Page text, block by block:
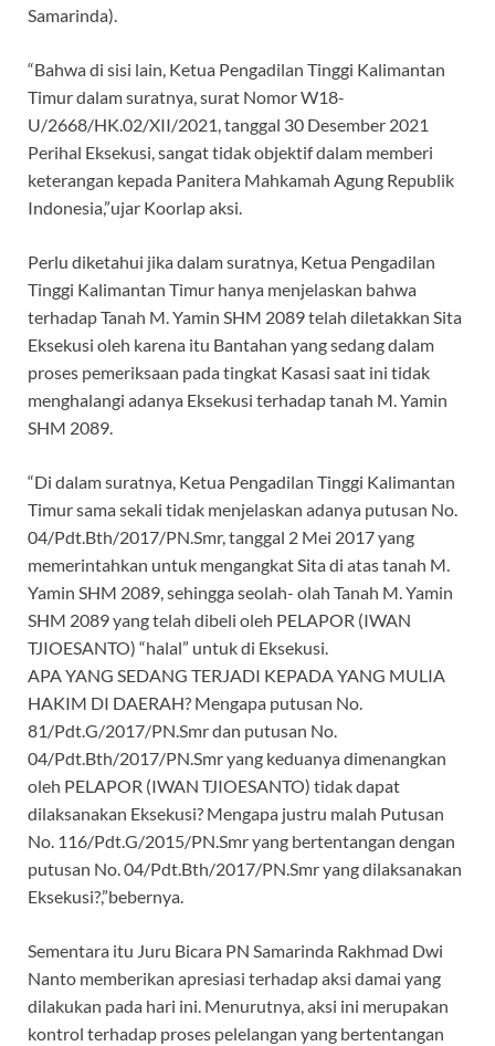
Samarinda).
“Bahwa di sisi lain, Ketua Pengadilan Tinggi Kalimantan
Timur dalam suratnya, surat Nomor W18-
U/2668/HK.02/XII/2021, tanggal 30 Desember 2021
Perihal Eksekusi, sangat tidak objektif dalam memberi
keterangan kepada Panitera Mahkamah Agung Republik
Indonesia,”ujar Koorlap aksi.
Perlu diketahui jika dalam suratnya, Ketua Pengadilan
Tinggi Kalimantan Timur hanya menjelaskan bahwa
terhadap Tanah M. Yamin SHM 2089 telah diletakkan Sita
Eksekusi oleh karena itu Bantahan yang sedang dalam
proses pemeriksaan pada tingkat Kasasi saat ini tidak
menghalangi adanya Eksekusi terhadap tanah M. Yamin
SHM 2089.
“Di dalam suratnya, Ketua Pengadilan Tinggi Kalimantan
Timur sama sekali tidak menjelaskan adanya putusan No.
04/Pdt.Bth/2017/PN.Smr, tanggal 2 Mei 2017 yang
memerintahkan untuk mengangkat Sita di atas tanah M.
Yamin SHM 2089, sehingga seolah- olah Tanah M. Yamin
SHM 2089 yang telah dibeli oleh PELAPOR (IWAN
TJIOESANTO) “halal” untuk di Eksekusi.
APA YANG SEDANG TERJADI KEPADA YANG MULIA
HAKIM DI DAERAH? Mengapa putusan No.
81/Pdt.G/2017/PN.Smr dan putusan No.
04/Pdt.Bth/2017/PN.Smr yang keduanya dimenangkan
oleh PELAPOR (IWAN TJIOESANTO) tidak dapat
dilaksanakan Eksekusi? Mengapa justru malah Putusan
No. 116/Pdt.G/2015/PN.Smr yang bertentangan dengan
putusan No. 04/Pdt.Bth/2017/PN.Smr yang dilaksanakan
Eksekusi?,”bebernya.
Sementara itu Juru Bicara PN Samarinda Rakhmad Dwi
Nanto memberikan apresiasi terhadap aksi damai yang
dilakukan pada hari ini. Menurutnya, aksi ini merupakan
kontrol terhadap proses pelelangan yang bertentangan